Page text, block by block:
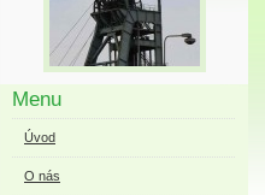
Menu
Úvod
O nás